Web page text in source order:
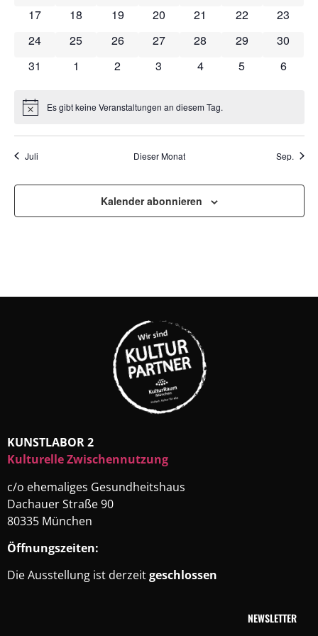
0 Veranstaltungen
17 0 Veranstaltungen
18 0 Veranstaltungen
19 0 Veranstaltungen
20 0 Veranstaltungen
21 0
22 0
23
0 Veranstaltungen
24 0 Veranstaltungen
25 0 Veranstaltungen
26 0 Veranstaltungen
27 0 Veranstaltungen
28 0
29 0
30
0 Veranstaltungen
31 0 Veranstaltungen
1 0 Veranstaltungen
2 0 Veranstaltungen
3 0 Veranstaltungen
4 0
5 0
6
HinweisEs gibt keine Veranstaltungen an diesem Tag.
Juli Dieser Monat Sep.
Kalender abonnieren
KUNSTLABOR 2
Kulturelle Zwischennutzung
c/o ehemaliges Gesundheitshaus
Dachauer Straße 90
80335 München
Öffnungszeiten:
Die Ausstellung ist derzeitgeschlossen
NEWSLETTER